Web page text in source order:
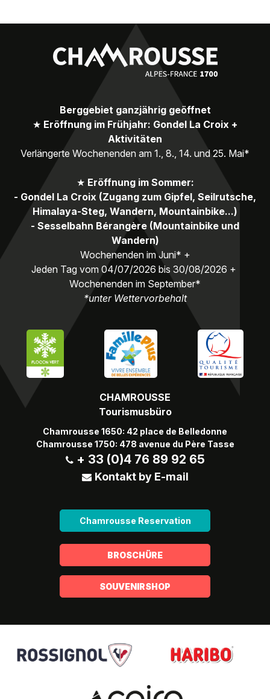
CHAMROUSSE
Tourismusbüro
Chamrousse 1650: 42 place de Belledonne
Chamrousse 1750: 478 avenue du Père Tasse
+ 33 (0)4 76 89 92 65
Kontakt by E-mail
Chamrousse Reservation
Berggebiet ganzjährig geöffnet
★ Eröffnung im Frühjahr: Gondel La Croix +
Aktivitäten
Verlängerte Wochenenden am 1., 8., 14. und 25. Mai*
★ Eröffnung im Sommer:
- Gondel La Croix (Zugang zum Gipfel, Seilrutsche,
Himalaya-Steg, Wandern, Mountainbike...)
- Sesselbahn Bérangère (Mountainbike und
Wandern)
Wochenenden im Juni* +
Jeden Tag vom 04/07/2026 bis 30/08/2026 +
Wochenenden im September*
*unter Wettervorbehalt
BROSCHÜRE
SOUVENIRSHOP